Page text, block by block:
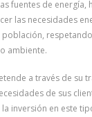
fuentes de energía,
las necesidades
población,
ambiente.
a través de su
de sus
inversión en este